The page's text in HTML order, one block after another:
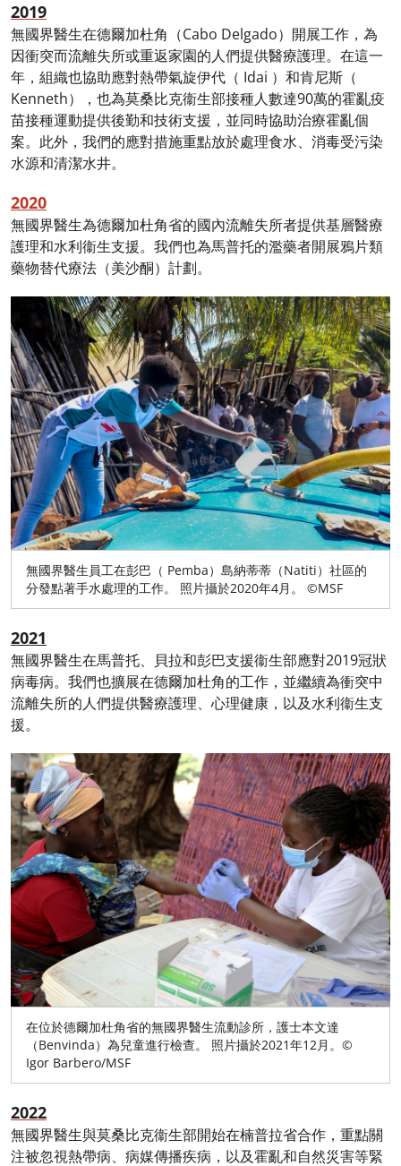
2019
無國界醫生在德爾加杜角（Cabo Delgado）開展工作，為
因衝突而流離失所或重返家園的人們提供醫療護理。在這一
年，組織也協助應對熱帶氣旋伊代（ Idai ）和肯尼斯（
Kenneth），也為莫桑比克衞生部接種人數達90萬的霍亂疫
苗接種運動提供後勤和技術支援，並同時協助治療霍亂個
案。此外，我們的應對措施重點放於處理食水、消毒受污染
水源和清潔水井。
2020
無國界醫生為德爾加杜角省的國內流離失所者提供基層醫療
護理和水利衞生支援。我們也為馬普托的濫藥者開展鴉片類
藥物替代療法（美沙酮）計劃。
無國界醫生員工在彭巴（ Pemba）島納蒂蒂（Natiti）社區的
分發點著手水處理的工作。 照片攝於2020年4月。 ©MSF
2021
無國界醫生在馬普托、貝拉和彭巴支援衞生部應對2019冠狀
病毒病。我們也擴展在德爾加杜角的工作，並繼續為衝突中
流離失所的人們提供醫療護理、心理健康，以及水利衞生支
援。
在位於德爾加杜角省的無國界醫生流動診所，護士本文達
（Benvinda）為兒童進行檢查。 照片攝於2021年12月。©
Igor Barbero/MSF
2022
無國界醫生與莫桑比克衞生部開始在楠普拉省合作，重點關
注被忽視熱帶病、病媒傳播疾病，以及霍亂和自然災害等緊